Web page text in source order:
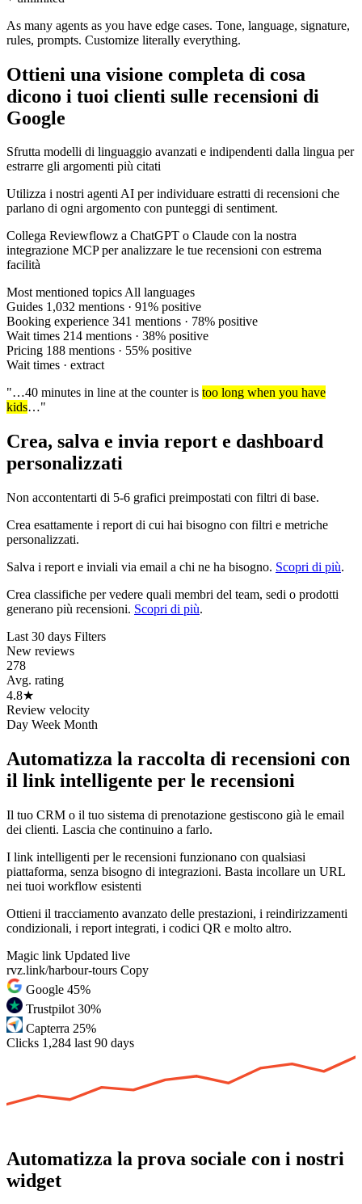
As many agents as you have edge cases. Tone, language, signature,
rules, prompts. Customize literally everything.
Ottieni una visione completa di cosa
dicono i tuoi clienti sulle recensioni di
Google
Sfrutta modelli di linguaggio avanzati e indipendenti dalla lingua per
estrarre gli argomenti più citati
Utilizza i nostri agenti AI per individuare estratti di recensioni che
parlano di ogni argomento con punteggi di sentiment.
Collega Reviewflowz a ChatGPT o Claude con la nostra
integrazione MCP per analizzare le tue recensioni con estrema
facilità
Most mentioned topicsAll languages
Guides 1,032 mentions · 91% positive
Booking experience 341 mentions · 78% positive
Wait times 214 mentions · 38% positive
Pricing 188 mentions · 55% positive
Wait times · extract
"…40 minutes in line at the counter is too long when you have
kids…"
Crea, salva e invia report e dashboard
personalizzati
Non accontentarti di 5-6 grafici preimpostati con filtri di base.
Crea esattamente i report di cui hai bisogno con filtri e metriche
personalizzati.
Salva i report e inviali via email a chi ne ha bisogno. Scopri di più.
Crea classifiche per vedere quali membri del team, sedi o prodotti
generano più recensioni. Scopri di più.
Last 30 days Filters
New reviews
278
Avg. rating
4.8★
Review velocity
Day Week Month
Automatizza la raccolta di recensioni con
il link intelligente per le recensioni
Il tuo CRM o il tuo sistema di prenotazione gestiscono già le email
dei clienti. Lascia che continuino a farlo.
I link intelligenti per le recensioni funzionano con qualsiasi
piattaforma, senza bisogno di integrazioni. Basta incollare un URL
nei tuoi workflow esistenti
Ottieni il tracciamento avanzato delle prestazioni, i reindirizzamenti
condizionali, i report integrati, i codici QR e molto altro.
Magic link Updated live
rvz.link/harbour-tours Copy
Google 45%
Trustpilot 30%
Capterra 25%
Clicks 1,284 last 90 days
Automatizza la prova sociale con i nostri
widget